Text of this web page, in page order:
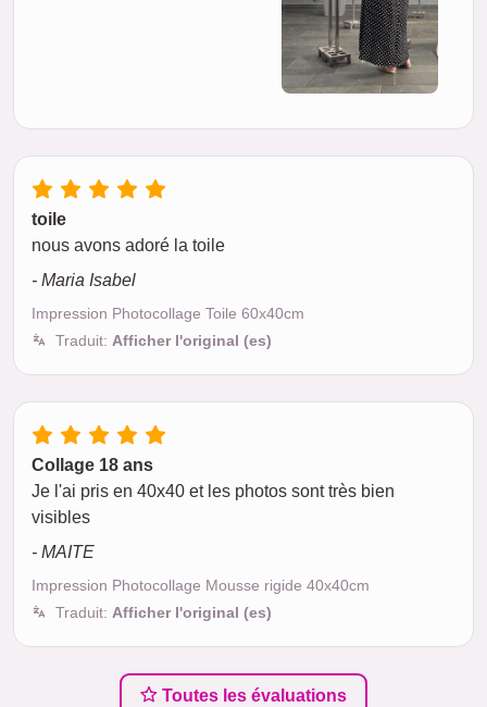
toile
nous avons adoré la toile
- Maria Isabel
Impression Photocollage Toile 60x40cm
Traduit: Afficher l'original (es)
Collage 18 ans
Je l'ai pris en 40x40 et les photos sont très bien
visibles
- MAITE
Impression Photocollage Mousse rigide 40x40cm
Traduit: Afficher l'original (es)
Toutes les évaluations